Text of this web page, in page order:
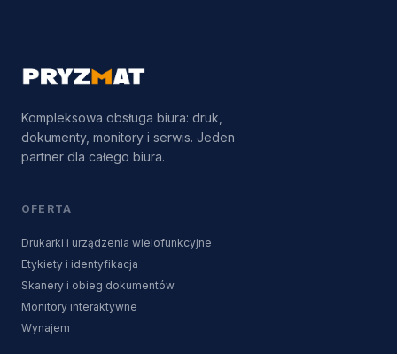
Kompleksowa obsługa biura: druk,
dokumenty, monitory i serwis. Jeden
partner dla całego biura.
OFERTA
Drukarki i urządzenia wielofunkcyjne
Etykiety i identyfikacja
Skanery i obieg dokumentów
Monitory interaktywne
Wynajem